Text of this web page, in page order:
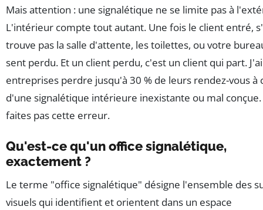
Mais attention : une signalétique ne se limite pas à
L'intérieur compte tout autant. Une fois le client entré,
trouve pas la salle d'attente, les toilettes, ou votre
sent perdu. Et un client perdu, c'est un client qui part.
entreprises perdre jusqu'à 30 % de leurs rendez-vous à
d'une signalétique intérieure inexistante ou mal
faites pas cette erreur.
Qu'est-ce qu'un office signalétique,
exactement ?
Le terme "office signalétique" désigne l'ensemble des
visuels qui identifient et orientent dans un espace